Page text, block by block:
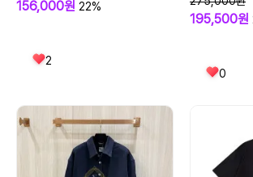
156,000원 22%
2
195,500원
0